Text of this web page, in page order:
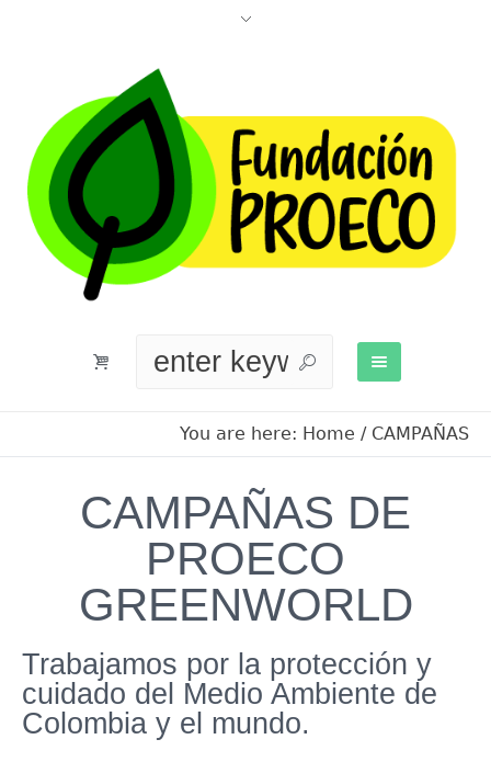
You are here: Home / CAMPAÑAS
CAMPAÑAS DE
PROECO
GREENWORLD
Trabajamos por la protección y
cuidado del Medio Ambiente de
Colombia y el mundo.